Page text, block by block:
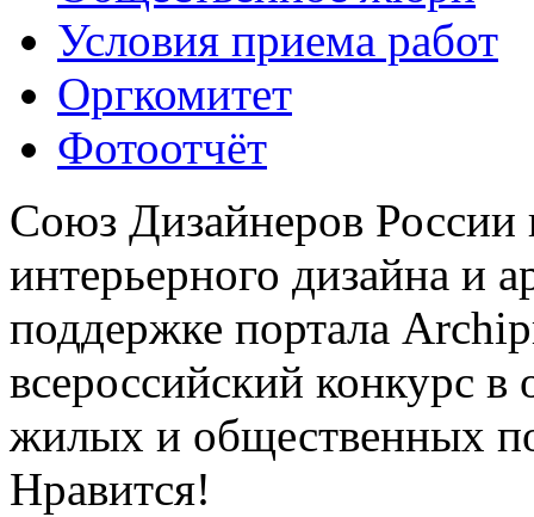
Условия приема работ
Оргкомитет
Фотоотчёт
Союз Дизайнеров России
интерьерного дизайна и
поддержке портала
всероссийский конкурс в
жилых и общественных
Нравится!